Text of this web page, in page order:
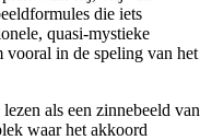
die iets
quasi-mystieke
vooral in de speling van het
als een zinnebeeld van
waar het akkoord